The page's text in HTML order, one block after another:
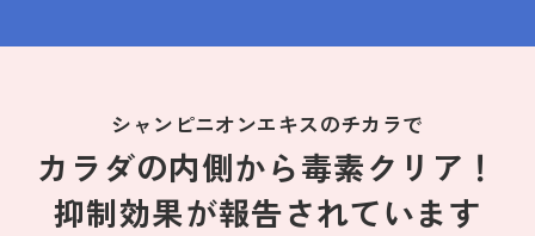
シャンピニオンエキスのチカラで
カラダの内側から毒素クリア！
抑制効果が報告されています